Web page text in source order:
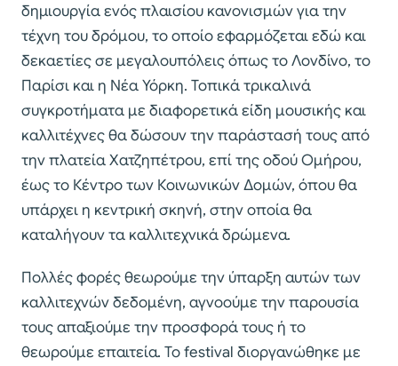
δημιουργία ενός πλαισίου κανονισμών για την
τέχνη του δρόμου, το οποίο εφαρμόζεται εδώ και
δεκαετίες σε μεγαλουπόλεις όπως το Λονδίνο, το
Παρίσι και η Νέα Υόρκη. Τοπικά τρικαλινά
συγκροτήματα με διαφορετικά είδη μουσικής και
καλλιτέχνες θα δώσουν την παράστασή τους από
την πλατεία Χατζηπέτρου, επί της οδού Ομήρου,
έως το Κέντρο των Κοινωνικών Δομών, όπου θα
υπάρχει η κεντρική σκηνή, στην οποία θα
καταλήγουν τα καλλιτεχνικά δρώμενα.
Πολλές φορές θεωρούμε την ύπαρξη αυτών των
καλλιτεχνών δεδομένη, αγνοούμε την παρουσία
τους απαξιούμε την προσφορά τους ή το
θεωρούμε επαιτεία. Το festival διοργανώθηκε με